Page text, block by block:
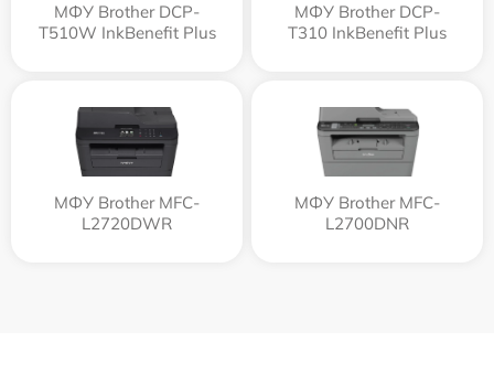
МФУ Brother DCP-
T510W InkBenefit Plus
МФУ Brother DCP-
T310 InkBenefit Plus
МФУ Brother MFC-
L2720DWR
МФУ Brother MFC-
L2700DNR